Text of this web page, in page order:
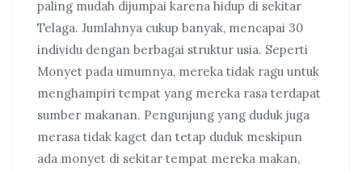
paling mudah dijumpai karena hidup di sekitar
Telaga. Jumlahnya cukup banyak, mencapai 30
individu dengan berbagai struktur usia. Seperti
Monyet pada umumnya, mereka tidak ragu untuk
menghampiri tempat yang mereka rasa terdapat
sumber makanan. Pengunjung yang duduk juga
merasa tidak kaget dan tetap duduk meskipun
ada monyet di sekitar tempat mereka makan,